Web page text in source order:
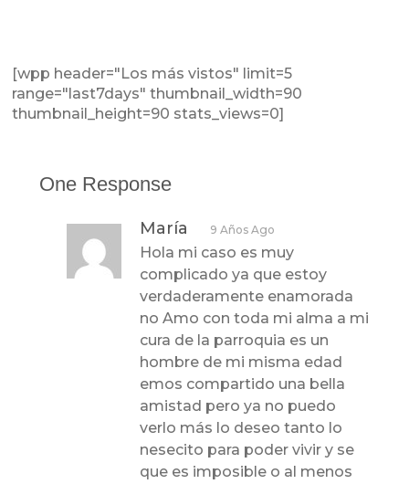
[wpp header="Los más vistos" limit=5
range="last7days" thumbnail_width=90
thumbnail_height=90 stats_views=0]
One Response
María 9 Años Ago
Hola mi caso es muy
complicado ya que estoy
verdaderamente enamorada
no Amo con toda mi alma a mi
cura de la parroquia es un
hombre de mi misma edad
emos compartido una bella
amistad pero ya no puedo
verlo más lo deseo tanto lo
nesecito para poder vivir y se
que es imposible o al menos